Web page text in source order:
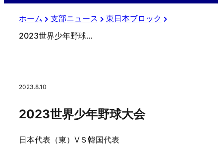
ホーム 支部ニュース
東日本ブロック
2023世界少年野球大会
2023.8.10
2023世界少年野球大会
日本代表（東）VＳ韓国代表